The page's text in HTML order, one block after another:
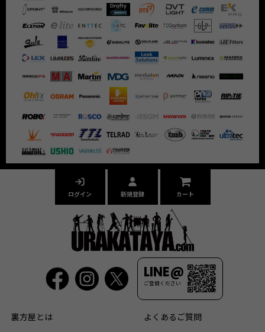
LINE@
ご登録ください
ログイン 新規登録 カート
裏方屋とは よくあるご質問